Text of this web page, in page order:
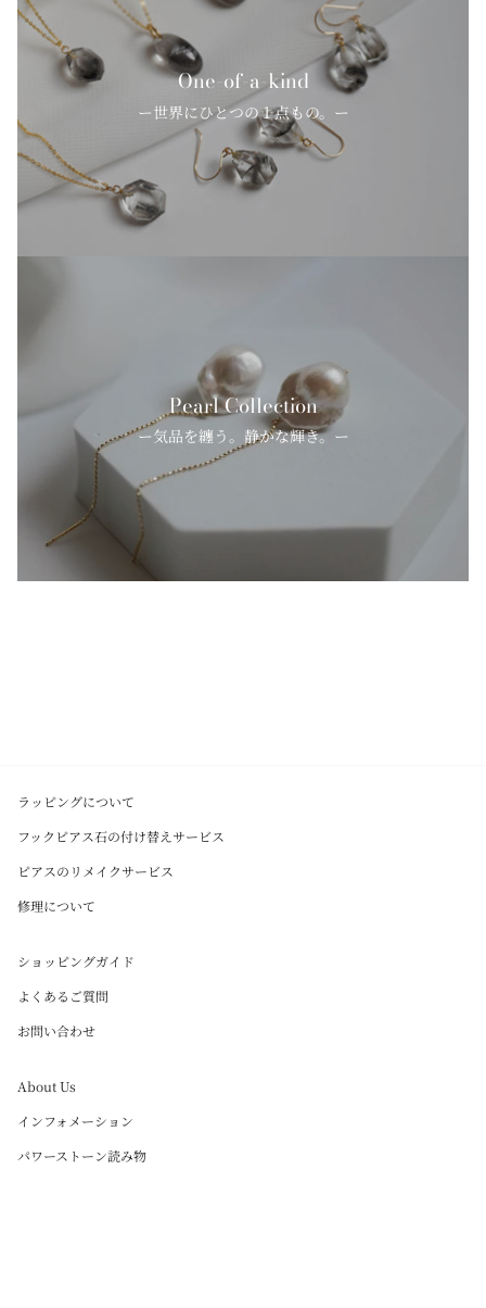
One-of-a-kind
ー世界にひとつの１点もの。ー
Pearl Collection
ー気品を纏う。静かな輝き。ー
ラッピングについて
フックピアス石の付け替えサービス
ピアスのリメイクサービス
修理について
ショッピングガイド
よくあるご質問
お問い合わせ
About Us
インフォメーション
パワーストーン読み物